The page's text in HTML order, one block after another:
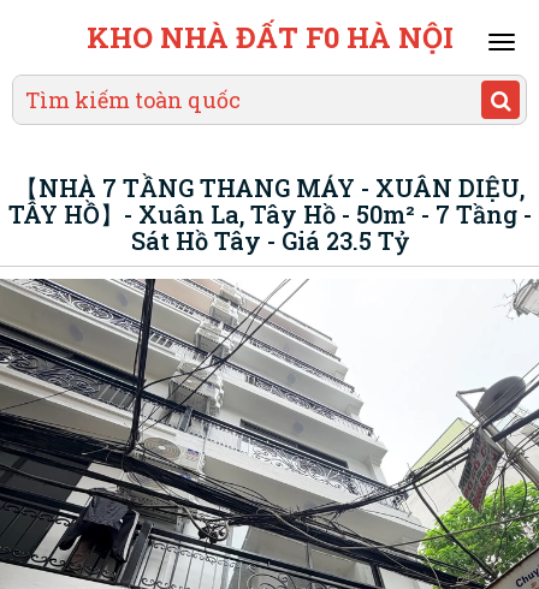
KHO NHÀ ĐẤT F0 HÀ NỘI
【NHÀ 7 TẦNG THANG MÁY - XUÂN DIỆU,
TÂY HỒ】- Xuân La, Tây Hồ - 50m² - 7 Tầng -
Sát Hồ Tây - Giá 23.5 Tỷ